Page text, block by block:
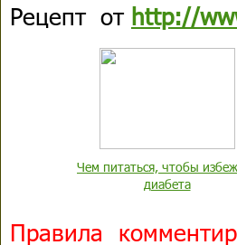
Рецепт от http://
Чем питаться, чтобы
диабета
Правила